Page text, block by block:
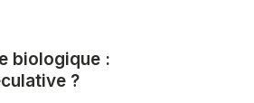
biologique :
?